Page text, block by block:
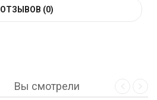
ОТЗЫВОВ (0)
Вы смотрели